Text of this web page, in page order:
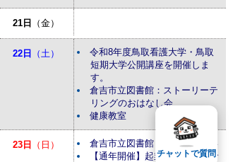
21日 （金）
22日 （土）
令和8年度鳥取看護大学・鳥取
短期大学公開講座を開催しま
す。
倉吉市立図書館：ストーリーテ
リングのおはなし会
健康教室
23日 （日）
倉吉市立図書館：おはなしかい
【通年開催】起業・経営なんで
チャットで質問